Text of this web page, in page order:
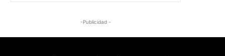
-Publicidad -